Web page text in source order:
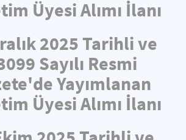
Üyesi Alımı İlanı
2025 Tarihli ve
Sayılı Resmi
Yayımlanan
Üyesi Alımı İlanı